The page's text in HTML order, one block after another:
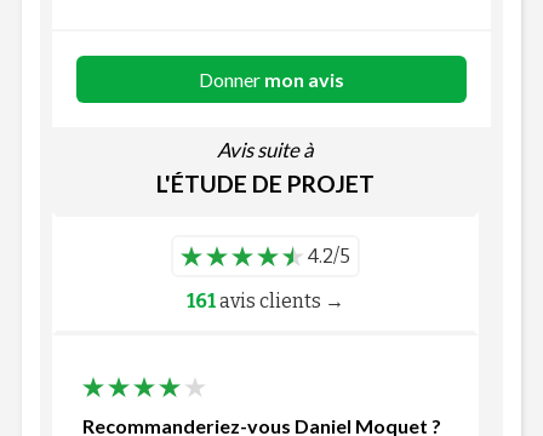
Avis suite à
L'ÉTUDE DE PROJET
4.2/5
161avis clients →
Recommanderiez-vous Daniel Moquet ?
Donner mon avis